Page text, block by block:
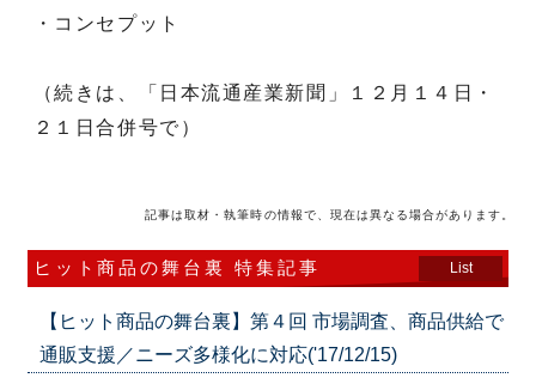
・コンセプット
（続きは、「日本流通産業新聞」１２月１４日・
２１日合併号で）
記事は取材・執筆時の情報で、現在は異なる場合があります。
ヒット商品の舞台裏 特集記事 List
【ヒット商品の舞台裏】第４回 市場調査、商品供給で
通販支援／ニーズ多様化に対応('17/12/15)